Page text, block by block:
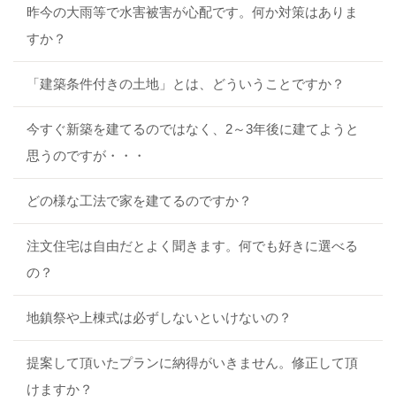
昨今の大雨等で水害被害が心配です。何か対策はありま
すか？
「建築条件付きの土地」とは、どういうことですか？
今すぐ新築を建てるのではなく、2～3年後に建てようと
思うのですが・・・
どの様な工法で家を建てるのですか？
注文住宅は自由だとよく聞きます。何でも好きに選べる
の？
地鎮祭や上棟式は必ずしないといけないの？
提案して頂いたプランに納得がいきません。修正して頂
けますか？